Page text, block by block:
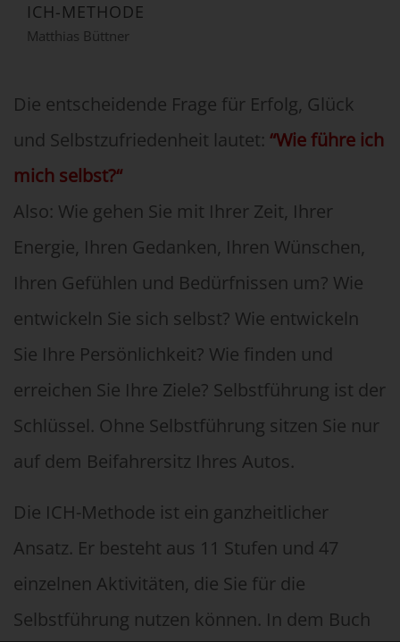
ICH-METHODE
Matthias Büttner
Die entscheidende Frage für Erfolg, Glück
und Selbstzufriedenheit lautet: “Wie führe ich
mich selbst?“
Also: Wie gehen Sie mit Ihrer Zeit, Ihrer
Energie, Ihren Gedanken, Ihren Wünschen,
Ihren Gefühlen und Bedürfnissen um? Wie
entwickeln Sie sich selbst? Wie entwickeln
Sie Ihre Persönlichkeit? Wie finden und
erreichen Sie Ihre Ziele? Selbstführung ist der
Schlüssel. Ohne Selbstführung sitzen Sie nur
auf dem Beifahrersitz Ihres Autos.
Die ICH-Methode ist ein ganzheitlicher
Ansatz. Er besteht aus 11 Stufen und 47
einzelnen Aktivitäten, die Sie für die
Selbstführung nutzen können. In dem Buch